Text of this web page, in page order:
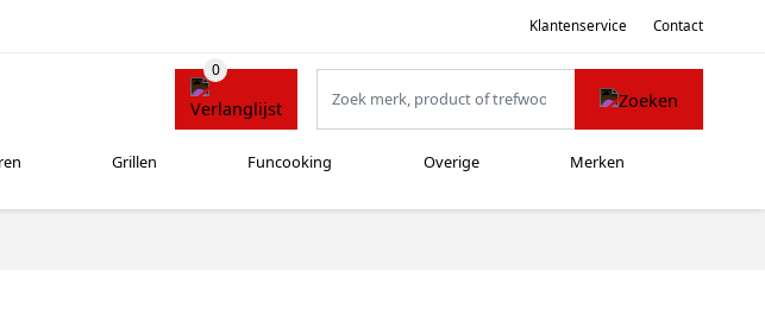
Klantenservice Contact
Grillen Funcooking Overige Merken